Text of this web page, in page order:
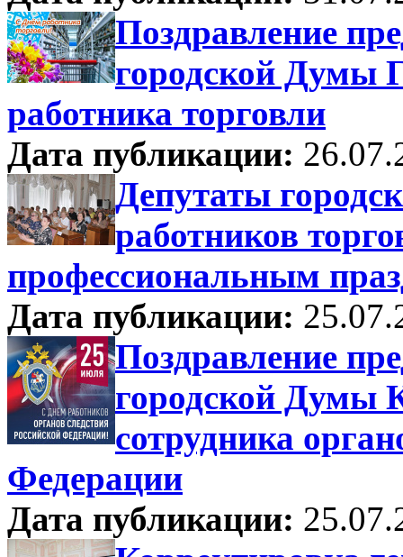
Поздравление
городской Думы
работника торговли
Дата публикации:
Депутаты
работников
профессиональным
Дата публикации:
Поздравление
городской Думы
сотрудника
Федерации
Дата публикации: